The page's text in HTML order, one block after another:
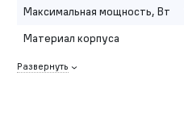
Максимальная мощность, Вт
Материал корпуса
Развернуть